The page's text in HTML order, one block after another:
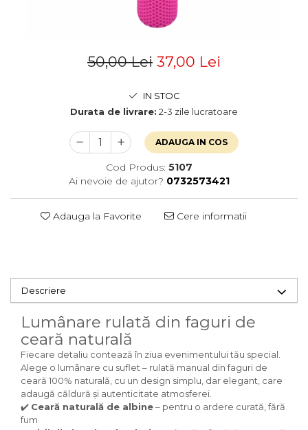
50,00 Lei 37,00 Lei
IN STOC
Durata de livrare: 2-3 zile lucratoare
ADAUGA IN COS
Cod Produs: 5107
Ai nevoie de ajutor? 0732573421
Adauga la Favorite Cere informatii
Descriere
Lumânare rulată din faguri de
ceară naturală
Fiecare detaliu contează în ziua evenimentului tău special.
Alege o lumânare cu suflet – rulată manual din faguri de
ceară 100% naturală, cu un design simplu, dar elegant, care
adaugă căldură și autenticitate atmosferei.
✔️ Ceară naturală de albine– pentru o ardere curată, fără
fum